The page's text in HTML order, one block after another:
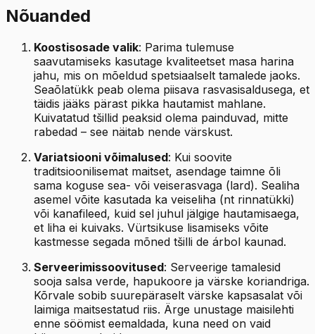
Nõuanded
Koostisosade valik: Parima tulemuse
saavutamiseks kasutage kvaliteetset masa harina
jahu, mis on mõeldud spetsiaalselt tamalede jaoks.
Seaõlatükk peab olema piisava rasvasisaldusega, et
täidis jääks pärast pikka hautamist mahlane.
Kuivatatud tšillid peaksid olema painduvad, mitte
rabedad – see näitab nende värskust.
Variatsiooni võimalused: Kui soovite
traditsioonilisemat maitset, asendage taimne õli
sama koguse sea- või veiserasvaga (lard). Sealiha
asemel võite kasutada ka veiseliha (nt rinnatükki)
või kanafileed, kuid sel juhul jälgige hautamisaega,
et liha ei kuivaks. Vürtsikuse lisamiseks võite
kastmesse segada mõned tšilli de árbol kaunad.
Serveerimissoovitused: Serveerige tamalesid
sooja salsa verde, hapukoore ja värske koriandriga.
Kõrvale sobib suurepäraselt värske kapsasalat või
laimiga maitsestatud riis. Ärge unustage maisilehti
enne söömist eemaldada, kuna need on vaid